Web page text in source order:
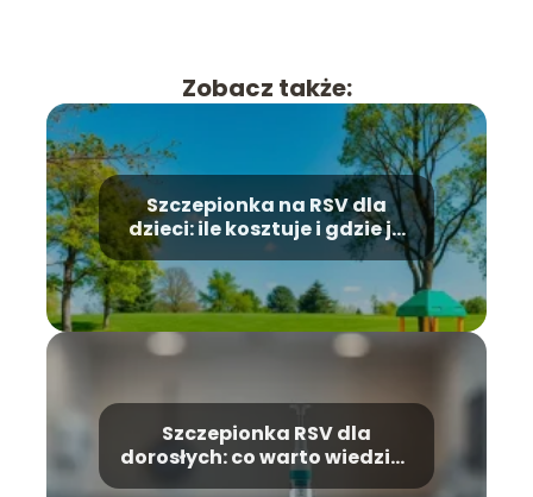
Zobacz także:
Szczepionka na RSV dla
dzieci: ile kosztuje i gdzie ją
znaleźć?
Szczepionka RSV dla
dorosłych: co warto wiedzieć
przed szczepieniem?